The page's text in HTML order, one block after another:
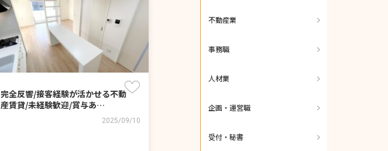
完全反響/接客経験が活かせる不動
産賃貸/未経験歓迎/賞与あ…
2025/09/10
不動産業
事務職
人材業
企画・運営職
受付・秘書